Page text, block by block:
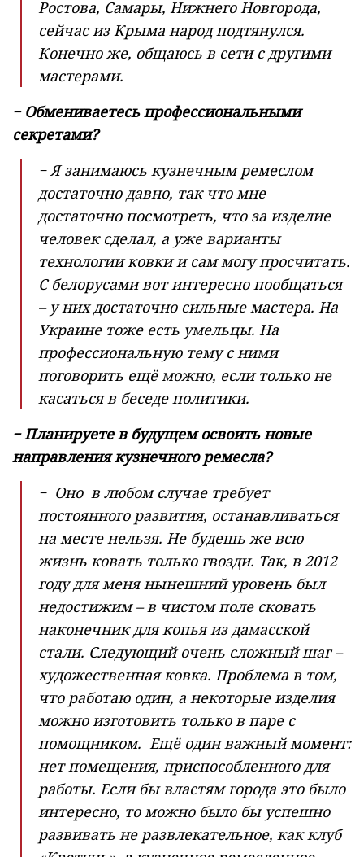
Ростова, Самары, Нижнего Новгорода,
сейчас из Крыма народ подтянулся.
Конечно же, общаюсь в сети с другими
мастерами.
− Обмениваетесь профессиональными
секретами?
− Я занимаюсь кузнечным ремеслом
достаточно давно, так что мне
достаточно посмотреть, что за изделие
человек сделал, а уже варианты
технологии ковки и сам могу просчитать.
С белорусами вот интересно пообщаться
– у них достаточно сильные мастера. На
Украине тоже есть умельцы. На
профессиональную тему с ними
поговорить ещё можно, если только не
касаться в беседе политики.
− Планируете в будущем освоить новые
направления кузнечного ремесла?
− Оно в любом случае требует
постоянного развития, останавливаться
на месте нельзя. Не будешь же всю
жизнь ковать только гвозди. Так, в 2012
году для меня нынешний уровень был
недостижим – в чистом поле сковать
наконечник для копья из дамасской
стали. Следующий очень сложный шаг –
художественная ковка. Проблема в том,
что работаю один, а некоторые изделия
можно изготовить только в паре с
помощником. Ещё один важный момент:
нет помещения, приспособленного для
работы. Если бы властям города это было
интересно, то можно было бы успешно
развивать не развлекательное, как клуб